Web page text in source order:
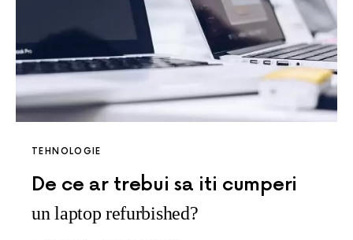
TEHNOLOGIE
De ce ar trebui sa iti cumperi
un laptop refurbished?